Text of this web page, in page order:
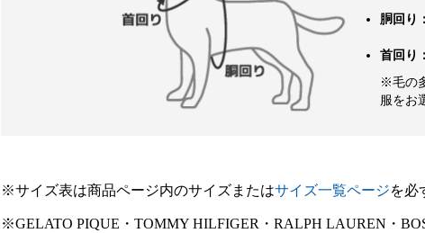
胴回り：
首回り：
※毛の
服をお
※サイズ表は商品ページ内のサイズまたはサイズ一覧ページを必
※GELATO PIQUE・TOMMY HILFIGER・RALPH LAUREN・